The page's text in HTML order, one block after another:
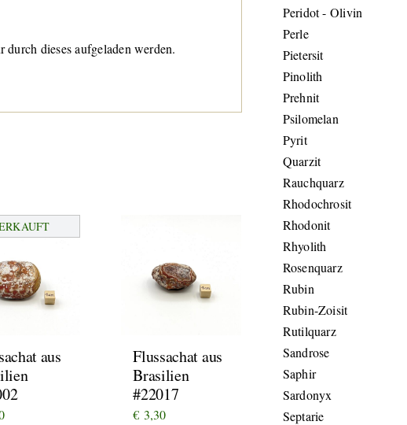
dieses aufgeladen werden.
aus
Flussachat aus
Brasilien
#22017
€ 3,30
Peridot - Olivin
Perle
Pietersit
Pinolith
Prehnit
Psilomelan
Pyrit
Quarzit
Rauchquarz
Rhodochrosit
Rhodonit
Rhyolith
Rosenquarz
Rubin
Rubin-Zoisit
Rutilquarz
Sandrose
Saphir
Sardonyx
Septarie